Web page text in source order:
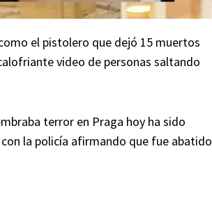
el pistolero que dejó 15 muertos
video de personas saltando
terror en Praga hoy ha sido
la policía afirmando que fue abatido